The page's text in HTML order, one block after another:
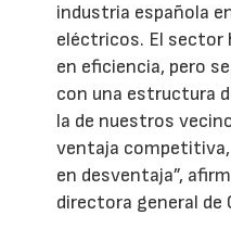
industria española
eléctricos. El sector
en eficiencia, pero
con una estructura
la de nuestros
ventaja
en desventaja”,
directora general de